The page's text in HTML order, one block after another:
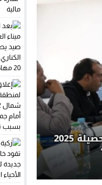
للاستثمار يطلق النسخة
للرياضة بالجهة
تلوح بالتصعيد بسبب